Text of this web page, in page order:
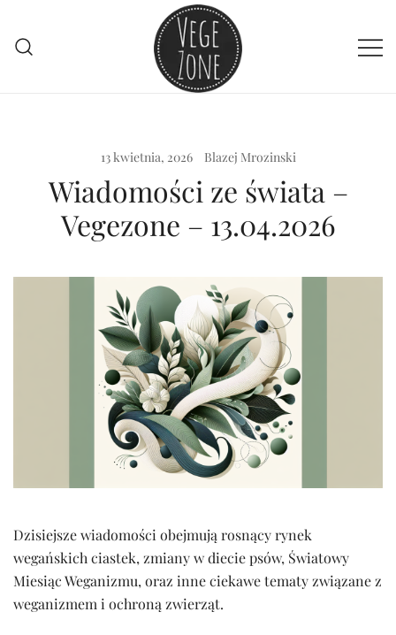
treści
13 kwietnia, 2026 Blazej Mrozinski
Wiadomości ze świata –
Vegezone – 13.04.2026
Dzisiejsze wiadomości obejmują rosnący rynek
wegańskich ciastek, zmiany w diecie psów, Światowy
Miesiąc Weganizmu, oraz inne ciekawe tematy związane z
weganizmem i ochroną zwierząt.